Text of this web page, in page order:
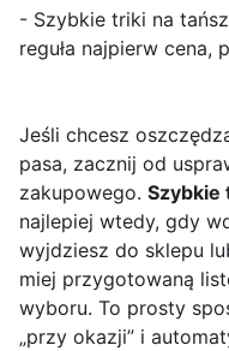
- Szybkie triki na
reguła najpierw cena,
Jeśli chcesz
pasa, zacznij od
zakupowego. Szybkie
najlepiej wtedy, gdy
wyjdziesz do sklepu
miej przygotowaną
wyboru. To prosty
„przy okazji” i